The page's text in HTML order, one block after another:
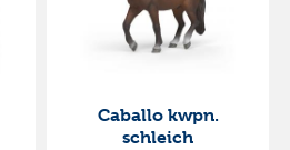
Caballo kwpn.
schleich